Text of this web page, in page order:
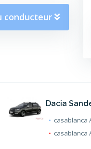
conducteur
Dacia
casablanca
casablanca